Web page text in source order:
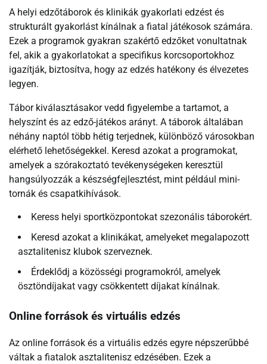
A helyi edzőtáborok és klinikák gyakorlati edzést és
strukturált gyakorlást kínálnak a fiatal játékosok számára.
Ezek a programok gyakran szakértő edzőket vonultatnak
fel, akik a gyakorlatokat a specifikus korcsoportokhoz
igazítják, biztosítva, hogy az edzés hatékony és élvezetes
legyen.
Tábor kiválasztásakor vedd figyelembe a tartamot, a
helyszínt és az edző-játékos arányt. A táborok általában
néhány naptól több hétig terjednek, különböző városokban
elérhető lehetőségekkel. Keresd azokat a programokat,
amelyek a szórakoztató tevékenységeken keresztül
hangsúlyozzák a készségfejlesztést, mint például mini-
tornák és csapatkihívások.
Keress helyi sportközpontokat szezonális táborokért.
Keresd azokat a klinikákat, amelyeket megalapozott
asztalitenisz klubok szerveznek.
Érdeklődj a közösségi programokról, amelyek
ösztöndíjakat vagy csökkentett díjakat kínálnak.
Online források és virtuális edzés
Az online források és a virtuális edzés egyre népszerűbbé
váltak a fiatalok asztalitenisz edzésében. Ezek a